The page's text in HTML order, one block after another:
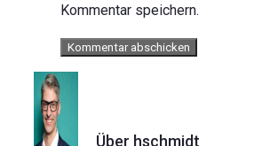
Kommentar speichern.
Über hschmidt